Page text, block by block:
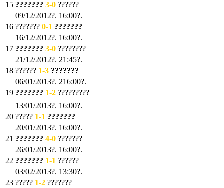
15 ??????? 3-0 ??????
09/12/2012?. 16:00?.
16 ??????? 0-1 ???????
16/12/2012?. 16:00?.
17 ??????? 3-0 ????????
21/12/2012?. 21:45?.
18 ?????? 1-3 ???????
06/01/2013?. 216:00?.
19 ??????? 1-2 ?????????
13/01/2013?. 16:00?.
20 ????? 1-1 ???????
20/01/2013?. 16:00?.
21 ??????? 4-0 ???????
26/01/2013?. 16:00?.
22 ??????? 1-1 ??????
03/02/2013?. 13:30?.
23 ????? 1-2 ???????